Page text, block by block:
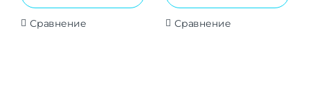
Сравнение Сравнение